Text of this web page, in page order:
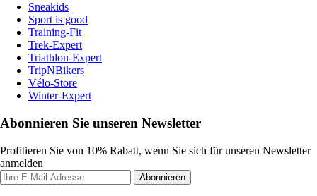
Sneakids
Sport is good
Training-Fit
Trek-Expert
Triathlon-Expert
TripNBikers
Vélo-Store
Winter-Expert
Abonnieren Sie unseren Newsletter
Profitieren Sie von 10% Rabatt, wenn Sie sich für unseren Newsletter
anmelden
Abonnieren